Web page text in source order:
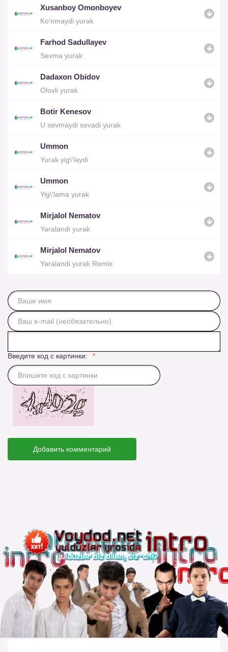
Xusanboy Omonboyev
Ko‘nmaydi yurak
Farhod Sadullayev
Sevma yurak
Dadaxon Obidov
Olovli yurak
Botir Kenesov
U sevmaydi sevadi yurak
Ummon
Yurak yig\'laydi
Ummon
Yig\'lama yurak
Mirjalol Nematov
Yaralandi yurak
Mirjalol Nematov
Yaralandi yurak Remix
Введите код с картинки:
Добавить комментарий